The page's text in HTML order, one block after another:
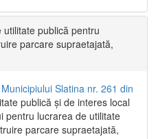
publică pentru
parcare supraetajată,
Slatina nr. 261 din
publică și de interes local
pentru lucrarea de utilitate
parcare supraetajată,